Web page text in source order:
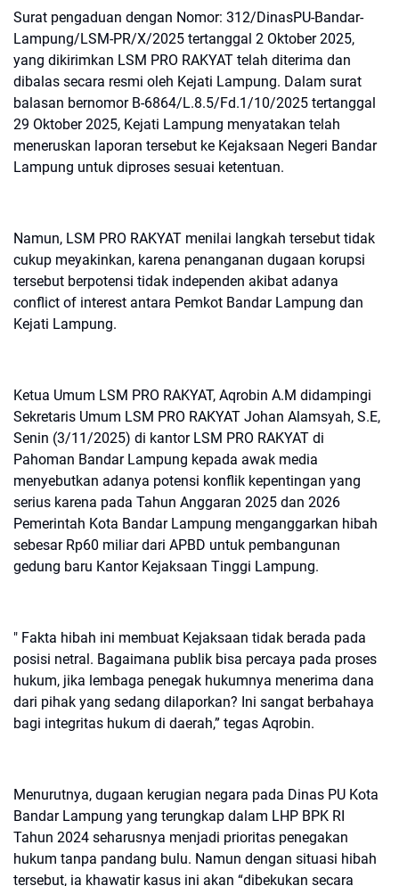
Surat pengaduan dengan Nomor: 312/DinasPU-Bandar-
Lampung/LSM-PR/X/2025 tertanggal 2 Oktober 2025,
yang dikirimkan LSM PRO RAKYAT telah diterima dan
dibalas secara resmi oleh Kejati Lampung. Dalam surat
balasan bernomor B-6864/L.8.5/Fd.1/10/2025 tertanggal
29 Oktober 2025, Kejati Lampung menyatakan telah
meneruskan laporan tersebut ke Kejaksaan Negeri Bandar
Lampung untuk diproses sesuai ketentuan.
Namun, LSM PRO RAKYAT menilai langkah tersebut tidak
cukup meyakinkan, karena penanganan dugaan korupsi
tersebut berpotensi tidak independen akibat adanya
conflict of interest antara Pemkot Bandar Lampung dan
Kejati Lampung.
Ketua Umum LSM PRO RAKYAT, Aqrobin A.M didampingi
Sekretaris Umum LSM PRO RAKYAT Johan Alamsyah, S.E,
Senin (3/11/2025) di kantor LSM PRO RAKYAT di
Pahoman Bandar Lampung kepada awak media
menyebutkan adanya potensi konflik kepentingan yang
serius karena pada Tahun Anggaran 2025 dan 2026
Pemerintah Kota Bandar Lampung menganggarkan hibah
sebesar Rp60 miliar dari APBD untuk pembangunan
gedung baru Kantor Kejaksaan Tinggi Lampung.
" Fakta hibah ini membuat Kejaksaan tidak berada pada
posisi netral. Bagaimana publik bisa percaya pada proses
hukum, jika lembaga penegak hukumnya menerima dana
dari pihak yang sedang dilaporkan? Ini sangat berbahaya
bagi integritas hukum di daerah,” tegas Aqrobin.
Menurutnya, dugaan kerugian negara pada Dinas PU Kota
Bandar Lampung yang terungkap dalam LHP BPK RI
Tahun 2024 seharusnya menjadi prioritas penegakan
hukum tanpa pandang bulu. Namun dengan situasi hibah
tersebut, ia khawatir kasus ini akan “dibekukan secara